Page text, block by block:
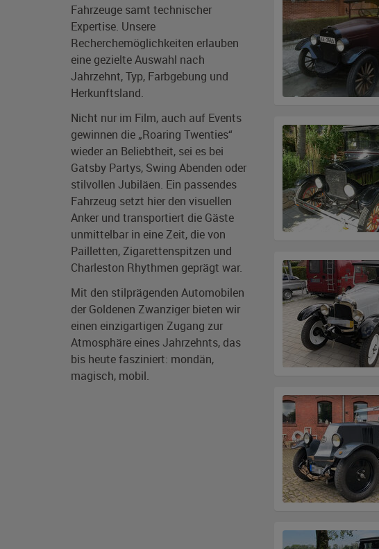
Fahrzeuge samt technischer
Expertise. Unsere
Recherchemöglichkeiten erlauben
eine gezielte Auswahl nach
Jahrzehnt, Typ, Farbgebung und
Herkunftsland.
Nicht nur im Film, auch auf Events
gewinnen die „Roaring Twenties“
wieder an Beliebtheit, sei es bei
Gatsby Partys, Swing Abenden oder
stilvollen Jubiläen. Ein passendes
Fahrzeug setzt hier den visuellen
Anker und transportiert die Gäste
unmittelbar in eine Zeit, die von
Pailletten, Zigarettenspitzen und
Charleston Rhythmen geprägt war.
Mit den stilprägenden Automobilen
der Goldenen Zwanziger bieten wir
einen einzigartigen Zugang zur
Atmosphäre eines Jahrzehnts, das
bis heute fasziniert: mondän,
magisch, mobil.